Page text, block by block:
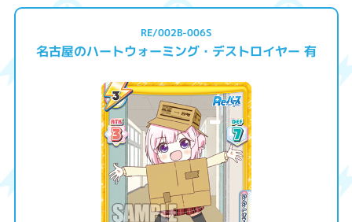
RE/002B-006S
名古屋のハートウォーミング・デストロイヤー 有